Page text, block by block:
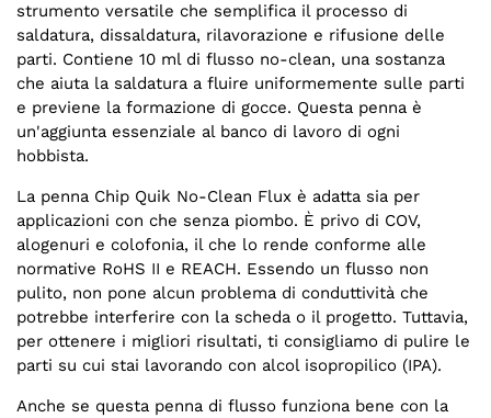
strumento versatile che semplifica il processo di
saldatura, dissaldatura, rilavorazione e rifusione delle
parti. Contiene 10 ml di flusso no-clean, una sostanza
che aiuta la saldatura a fluire uniformemente sulle parti
e previene la formazione di gocce. Questa penna è
un'aggiunta essenziale al banco di lavoro di ogni
hobbista.
La penna Chip Quik No-Clean Flux è adatta sia per
applicazioni con che senza piombo. È privo di COV,
alogenuri e colofonia, il che lo rende conforme alle
normative RoHS II e REACH. Essendo un flusso non
pulito, non pone alcun problema di conduttività che
potrebbe interferire con la scheda o il progetto. Tuttavia,
per ottenere i migliori risultati, ti consigliamo di pulire le
parti su cui stai lavorando con alcol isopropilico (IPA).
Anche se questa penna di flusso funziona bene con la